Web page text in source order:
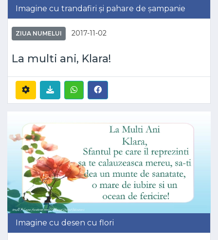
Imagine cu trandafiri și pahare de șampanie
ZIUA NUMELUI 2017-11-02
La multi ani, Klara!
Imagine cu desen cu flori